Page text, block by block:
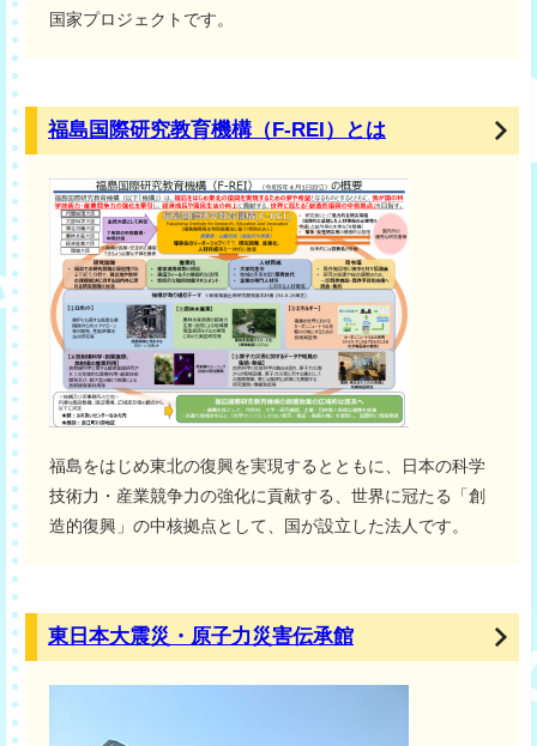
国家プロジェクトです。
福島国際研究教育機構（F-REI）とは
福島をはじめ東北の復興を実現するとともに、日本の科学
技術力・産業競争力の強化に貢献する、世界に冠たる「創
造的復興」の中核拠点として、国が設立した法人です。
東日本大震災・原子力災害伝承館